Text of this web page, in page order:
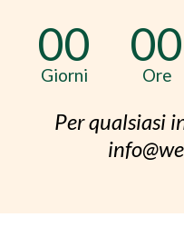
00
Giorni
00
Ore
Per qualsiasi